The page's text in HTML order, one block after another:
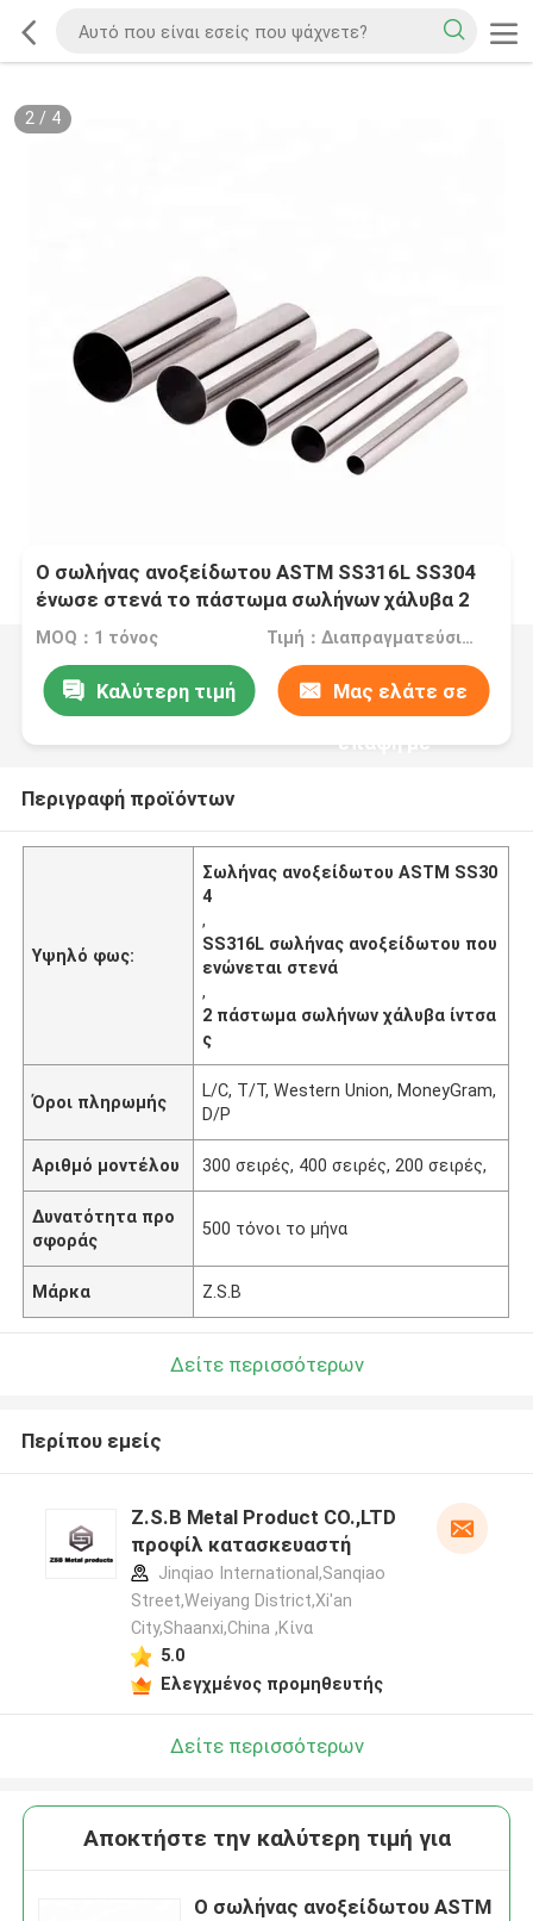
2/ 4
Ο σωλήνας ανοξείδωτου ASTM SS316L SS304
ένωσε στενά το πάστωμα σωλήνων χάλυβα 2
ίντσας
MOQ：1 τόνος Τιμή：Διαπραγματεύσιμα
Καλύτερη τιμή Μας ελάτε σε
επαφή με
Περιγραφή προϊόντων
Υψηλό φως:
Σωλήνας ανοξείδωτου ASTM SS30
4
,
SS316L σωλήνας ανοξείδωτου που
ενώνεται στενά
,
2 πάστωμα σωλήνων χάλυβα ίντσα
ς
Όροι πληρωμής
L/C, T/T, Western Union, MoneyGram,
D/P
Αριθμό μοντέλου 300 σειρές, 400 σειρές, 200 σειρές,
Δυνατότητα προ
σφοράς
500 τόνοι το μήνα
Μάρκα Z.S.B
Δείτε περισσότερων
Περίπου εμείς
Z.S.B Metal Product CO.,LTD
προφίλ κατασκευαστή
Jinqiao International,Sanqiao
Street,Weiyang District,Xi'an
City,Shaanxi,China ,Κίνα
5.0
Ελεγχμένος προμηθευτής
Δείτε περισσότερων
Αποκτήστε την καλύτερη τιμή για
Ο σωλήνας ανοξείδωτου ASTM